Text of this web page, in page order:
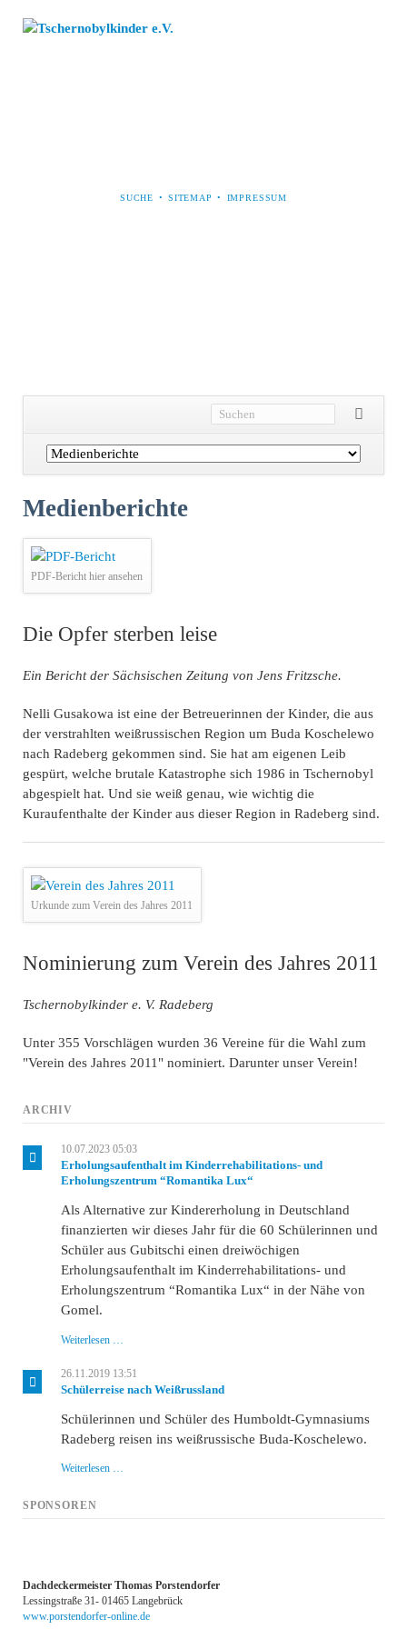
NAVIGATION
SUCHE SITEMAP IMPRESSUM
Navigation
überspringen
Medienberichte
PDF-Bericht hier ansehen
Die Opfer sterben leise
Ein Bericht der Sächsischen Zeitung von Jens Fritzsche.
Nelli Gusakowa ist eine der Betreuerinnen der Kinder, die aus
der verstrahlten weißrussischen Region um Buda Koschelewo
nach Radeberg gekommen sind. Sie hat am eigenen Leib
gespürt, welche brutale Katastrophe sich 1986 in Tschernobyl
abgespielt hat. Und sie weiß genau, wie wichtig die
Kuraufenthalte der Kinder aus dieser Region in Radeberg sind.
Urkunde zum Verein des Jahres 2011
Nominierung zum Verein des Jahres 2011
Tschernobylkinder e. V. Radeberg
Unter 355 Vorschlägen wurden 36 Vereine für die Wahl zum
"Verein des Jahres 2011" nominiert. Darunter unser Verein!
ARCHIV
10.07.2023 05:03
Erholungsaufenthalt im Kinderrehabilitations- und
Erholungszentrum “Romantika Lux“
Als Alternative zur Kindererholung in Deutschland
finanzierten wir dieses Jahr für die 60 Schülerinnen und
Schüler aus Gubitschi einen dreiwöchigen
Erholungsaufenthalt im Kinderrehabilitations- und
Erholungszentrum “Romantika Lux“ in der Nähe von
Gomel.
Weiterlesen …
Kinderrehabilitations-
und
“Romantika
Lux“
26.11.2019 13:51
Schülerreise nach Weißrussland
Schülerinnen und Schüler des Humboldt-Gymnasiums
Radeberg reisen ins weißrussische Buda-Koschelewo.
Weiterlesen …
SPONSOREN
Dachdeckermeister Thomas Porstendorfer
Lessingstraße 31- 01465 Langebrück
www.porstendorfer-online.de